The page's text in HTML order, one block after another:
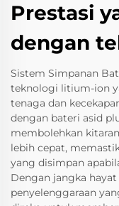
Prestasi
dengan
Sistem Simpanan
teknologi litium-ion
tenaga dan
dengan bateri asid
membolehkan
lebih cepat,
yang disimpan
Dengan jangka
penyelenggaraan